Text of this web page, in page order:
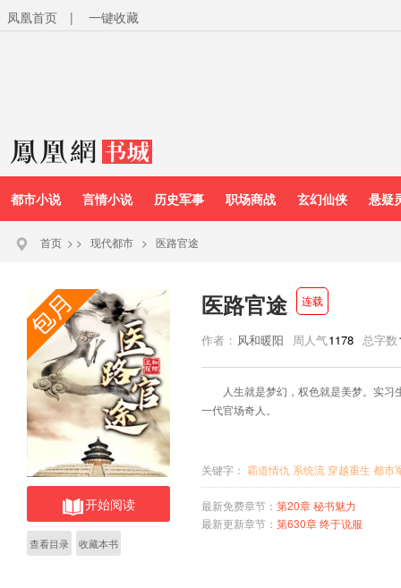
凤凰首页 | 一键收藏
都市小说 言情小说 历史军事 职场商战 玄幻仙侠 悬疑
首页 > > 现代都市 > 医路官途
开始阅读
查看目录 收藏本书
医路官途 连载
作者： 风和暖阳 周人气1178 总字数
人生就是梦幻，权色就是美梦。实
一代官场奇人。
关键字： 霸道情仇 系统流 穿越重生 都市
最新免费章节： 第20章 秘书魅力
最新更新章节： 第630章 终于说服